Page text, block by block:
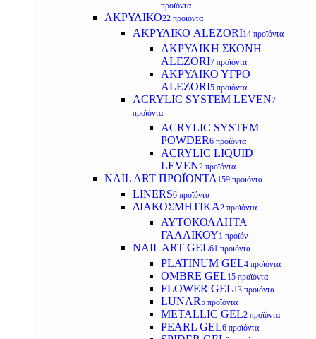
προϊόντα
ΑΚΡΥΛΙΚΟ22 προϊόντα
ΑΚΡΥΛΙΚΟ ALEZORI14 προϊόντα
ΑΚΡΥΛΙΚΗ ΣΚΟΝΗ
ALEZORI7 προϊόντα
ΑΚΡΥΛΙΚΟ ΥΓΡΟ
ALEZORI5 προϊόντα
ACRYLIC SYSTEM LEVEN7
προϊόντα
ACRYLIC SYSTEM
POWDER6 προϊόντα
ACRYLIC LIQUID
LEVEN2 προϊόντα
NAIL ART ΠΡΟΪΟΝΤΑ 159 προϊόντα
LINERS6 προϊόντα
ΔΙΑΚΟΣΜΗΤΙΚΑ2 προϊόντα
ΑΥΤΟΚΟΛΛΗΤΑ
ΓΑΛΛΙΚΟΥ1 προϊόν
NAIL ART GEL61 προϊόντα
PLATINUM GEL4 προϊόντα
OMBRE GEL15 προϊόντα
FLOWER GEL13 προϊόντα
LUNAR5 προϊόντα
METALLIC GEL2 προϊόντα
PEARL GEL6 προϊόντα